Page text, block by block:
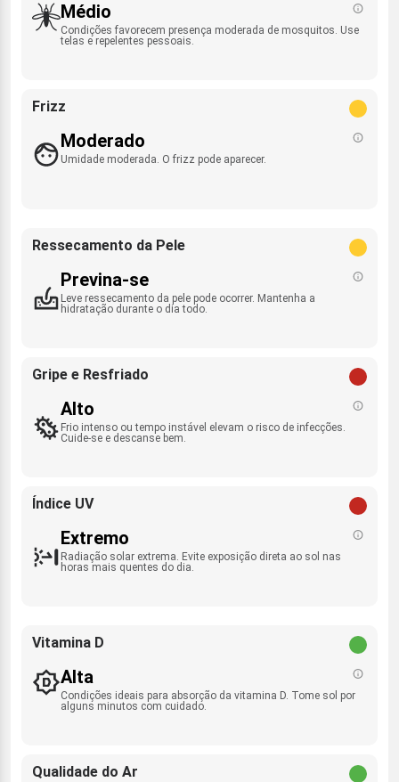
Médio
Condições favorecem presença moderada de mosquitos. Use
telas e repelentes pessoais.
Frizz
Moderado
Umidade moderada. O frizz pode aparecer.
Ressecamento da Pele
Previna-se
Leve ressecamento da pele pode ocorrer. Mantenha a
hidratação durante o dia todo.
Gripe e Resfriado
Alto
Frio intenso ou tempo instável elevam o risco de infecções.
Cuide-se e descanse bem.
Índice UV
Extremo
Radiação solar extrema. Evite exposição direta ao sol nas
horas mais quentes do dia.
Vitamina D
Alta
Condições ideais para absorção da vitamina D. Tome sol por
alguns minutos com cuidado.
Qualidade do Ar